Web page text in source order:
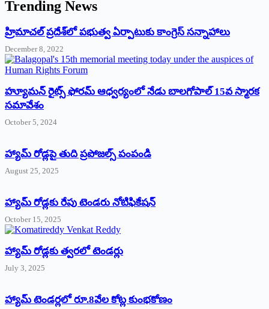
Trending News
‌హ్రిమాచల్‌ ‌ప్రదేశ్‌లో పభుత్వ ఏర్పాటుకు కాంగ్రెస్‌ ‌సన్నాహాలు
December 8, 2022
హ్యూమన్‌ రైట్స్‌ ఫోరమ్‌ ఆధ్వర్యంలో నేడు బాలగోపాల్‌ 15వ స్మారక
సమావేశం
October 5, 2024
హ్యామ్‌ రోడ్లపై తుది ప్రపోజల్స్‌ పంపండి
August 25, 2025
హ్యామ్‌ రోడ్లకు రేపు టెండరు నోటిఫికేషన్‌
October 15, 2025
హ్యామ్‌ రోడ్లకు త్వరలో టెండర్లు
July 3, 2025
హ్యామ్‌ ‌టెండర్లలో రూ.8వేల కోట్ల కుంభకోణం